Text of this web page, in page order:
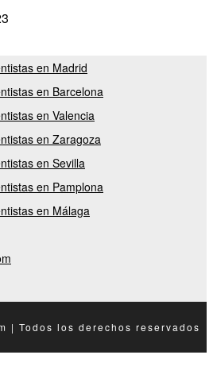
en Madrid
en Barcelona
en Valencia
en Zaragoza
en Sevilla
en Pamplona
en Málaga
| Todos los derechos reservados